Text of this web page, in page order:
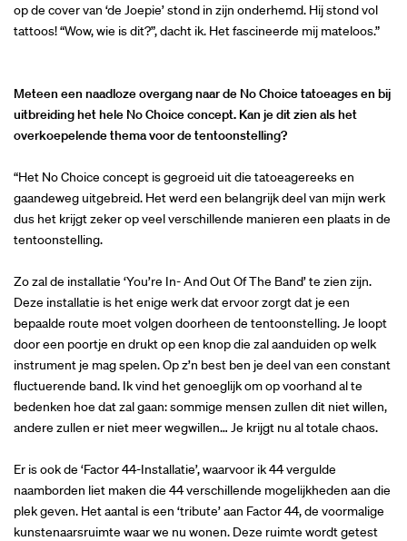
op de cover van ‘de Joepie’ stond in zijn onderhemd. Hij stond vol
tattoos! “Wow, wie is dit?”, dacht ik. Het fascineerde mij mateloos.”
Meteen een naadloze overgang naar de No Choice tatoeages en bij
uitbreiding het hele No Choice concept. Kan je dit zien als het
overkoepelende thema voor de tentoonstelling?
“Het No Choice concept is gegroeid uit die tatoeagereeks en
gaandeweg uitgebreid. Het werd een belangrijk deel van mijn werk
dus het krijgt zeker op veel verschillende manieren een plaats in de
tentoonstelling.
Zo zal de installatie ‘You’re In- And Out Of The Band’ te zien zijn.
Deze installatie is het enige werk dat ervoor zorgt dat je een
bepaalde route moet volgen doorheen de tentoonstelling. Je loopt
door een poortje en drukt op een knop die zal aanduiden op welk
instrument je mag spelen. Op z’n best ben je deel van een constant
fluctuerende band. Ik vind het genoeglijk om op voorhand al te
bedenken hoe dat zal gaan: sommige mensen zullen dit niet willen,
andere zullen er niet meer wegwillen… Je krijgt nu al totale chaos.
Er is ook de ‘Factor 44-Installatie’, waarvoor ik 44 vergulde
naamborden liet maken die 44 verschillende mogelijkheden aan die
plek geven. Het aantal is een ‘tribute’ aan Factor 44, de voormalige
kunstenaarsruimte waar we nu wonen. Deze ruimte wordt getest